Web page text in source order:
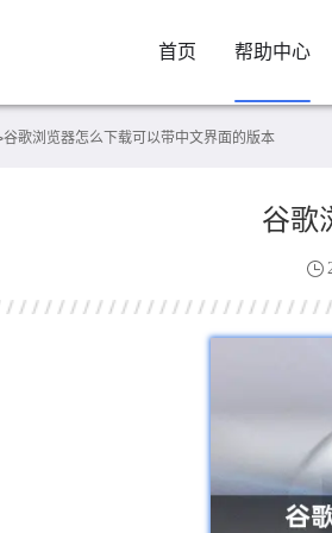
首页 帮助中心
谷歌浏览器怎么下载可以带中文界面的版本
谷歌